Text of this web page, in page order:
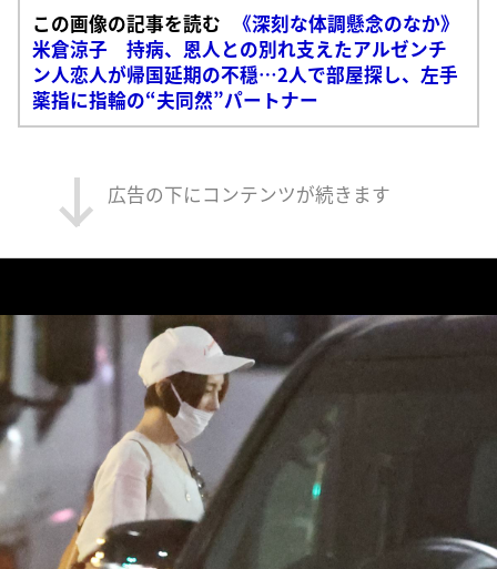
この画像の記事を読む
《深刻な体調懸念のなか》
米倉涼子 持病、恩人との別れ支えたアルゼンチ
ン人恋人が帰国延期の不穏…2人で部屋探し、左手
薬指に指輪の“夫同然”パートナー
広告の下にコンテンツが続きます